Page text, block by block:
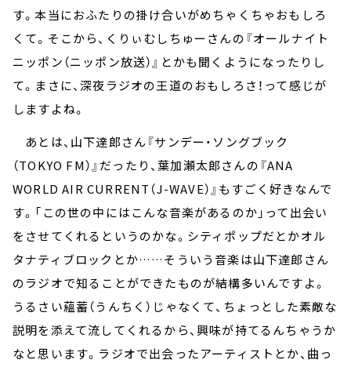
す。本当におふたりの掛け合いがめちゃくちゃおもしろ
くて。そこから、くりぃむしちゅーさんの『オールナイト
ニッポン（ニッポン放送）』とかも聞くようになったりし
て。まさに、深夜ラジオの王道のおもしろさ！って感じが
しますよね。
あとは、山下達郎さん『サンデー・ソングブック
（TOKYO FM）』だったり、葉加瀬太郎さんの『ANA
WORLD AIR CURRENT（J-WAVE）』もすごく好きなんで
す。「この世の中にはこんな音楽があるのか」って出会い
をさせてくれるというのかな。シティポップだとかオル
タナティブロックとか……そういう音楽は山下達郎さん
のラジオで知ることができたものが結構多いんですよ。
うるさい蘊蓄（うんちく）じゃなくて、ちょっとした素敵な
説明を添えて流してくれるから、興味が持てるんちゃうか
なと思います。ラジオで出会ったアーティストとか、曲っ